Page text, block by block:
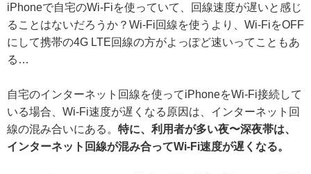
iPhoneで自宅のWi-Fiを使っていて、回線速度が遅いと感じ
ることはないだろうか？Wi-Fi回線を使うより、Wi-FiをOFF
にして携帯の4G LTE回線の方がよっぽど速いってこともあ
る…
自宅のインターネット回線を使ってiPhoneをWi-Fi接続して
いる場合、Wi-Fi速度が遅くなる原因は、インターネット回
線の混み合いにある。 特に、利用者が多い夜〜深夜帯は、
インターネット回線が混み合ってWi-Fi速度が遅くなる。